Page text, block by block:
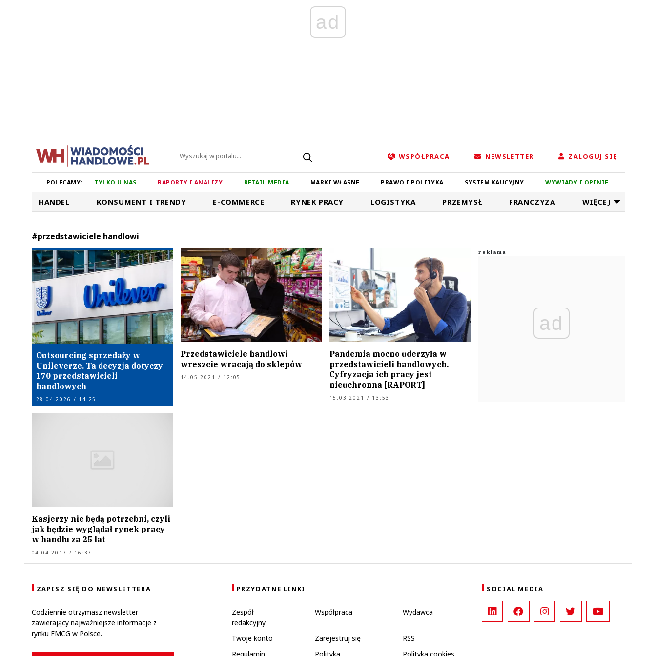
ad
WSPÓŁPRACA NEWSLETTER ZALOGUJ SIĘ
POLECAMY: TYLKO U NAS RAPORTY I ANALIZY RETAIL MEDIA MARKI WŁASNE PRAWO I POLITYKA SYSTEM KAUCYJNY WYWIADY I OPINIE
HANDEL KONSUMENT I TRENDY E-COMMERCE RYNEK PRACY LOGISTYKA PRZEMYSŁ FRANCZYZA WIĘCEJ
#przedstawiciele handlowi
Outsourcing sprzedaży w
Unileverze. Ta decyzja dotyczy
170 przedstawicieli
handlowych
28.04.2026 / 14:25
Przedstawiciele handlowi
wreszcie wracają do sklepów
14.05.2021 / 12:05
Pandemia mocno uderzyła w
przedstawicieli handlowych.
Cyfryzacja ich pracy jest
nieuchronna [RAPORT]
15.03.2021 / 13:53
Kasjerzy nie będą potrzebni, czyli
jak będzie wyglądał rynek pracy
w handlu za 25 lat
04.04.2017 / 16:37
ad
ZAPISZ SIĘ DO NEWSLETTERA
Codziennie otrzymasz newsletter
zawierający najważniejsze informacje z
rynku FMCG w Polsce.
PRZYDATNE LINKI
Zespół
redakcyjny
Współpraca Wydawca
Twoje konto Zarejestruj się
RSS
Regulamin
Polityka Polityka cookies
SOCIAL MEDIA